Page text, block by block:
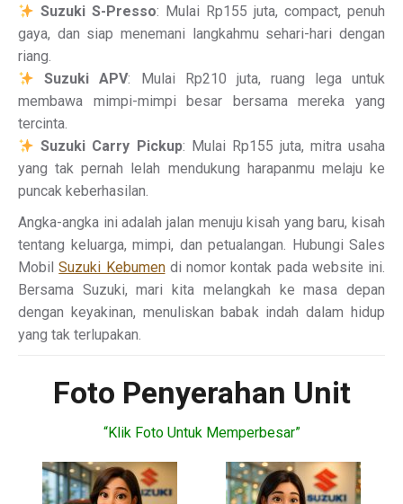
Suzuki S-Presso: Mulai Rp155 juta, compact, penuh
gaya, dan siap menemani langkahmu sehari-hari dengan
riang.
Suzuki APV: Mulai Rp210 juta, ruang lega untuk
membawa mimpi-mimpi besar bersama mereka yang
tercinta.
Suzuki Carry Pickup: Mulai Rp155 juta, mitra usaha
yang tak pernah lelah mendukung harapanmu melaju ke
puncak keberhasilan.
Angka-angka ini adalah jalan menuju kisah yang baru, kisah
tentang keluarga, mimpi, dan petualangan. Hubungi Sales
MobilSuzuki Kebumendi nomor kontak pada website ini.
Bersama Suzuki, mari kita melangkah ke masa depan
dengan keyakinan, menuliskan babak indah dalam hidup
yang tak terlupakan.
Foto Penyerahan Unit
“Klik Foto Untuk Memperbesar”